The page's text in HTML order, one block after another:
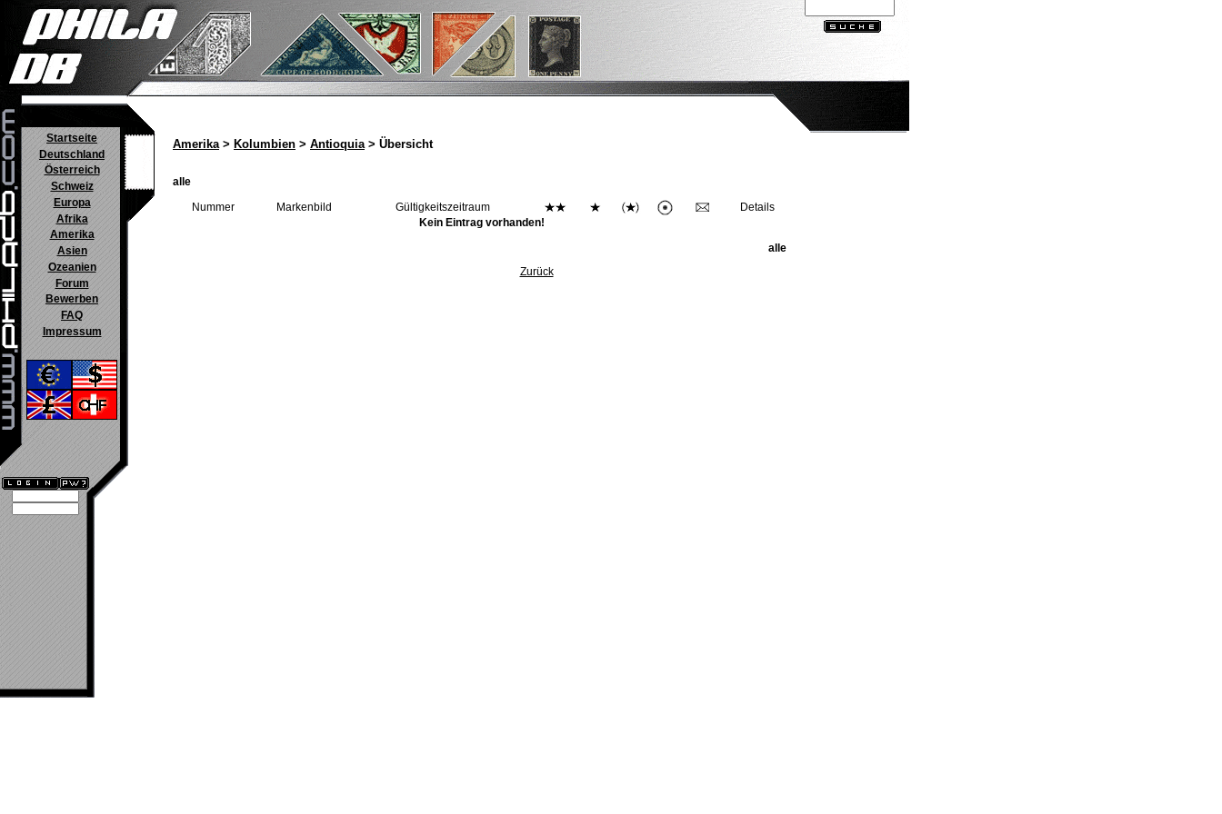
Startseite
Deutschland
Österreich
Schweiz
Europa
Afrika
Amerika
Asien
Ozeanien
Forum
Bewerben
FAQ
Impressum
Amerika> Kolumbien > Antioquia> Übersicht
alle
Nummer Markenbild Gültigkeitszeitraum
Details
Kein Eintrag vorhanden!
alle
Zurück